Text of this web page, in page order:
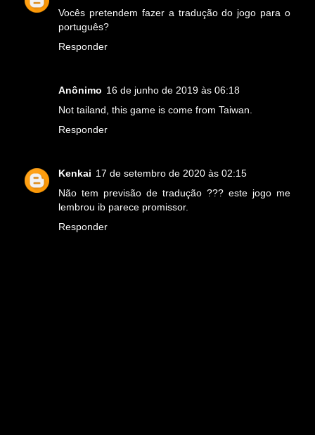
Vocês pretendem fazer a tradução do jogo para o
português?
Responder
Anônimo 16 de junho de 2019 às 06:18
Not tailand, this game is come from Taiwan.
Responder
Kenkai 17 de setembro de 2020 às 02:15
Não tem previsão de tradução ??? este jogo me
lembrou ib parece promissor.
Responder